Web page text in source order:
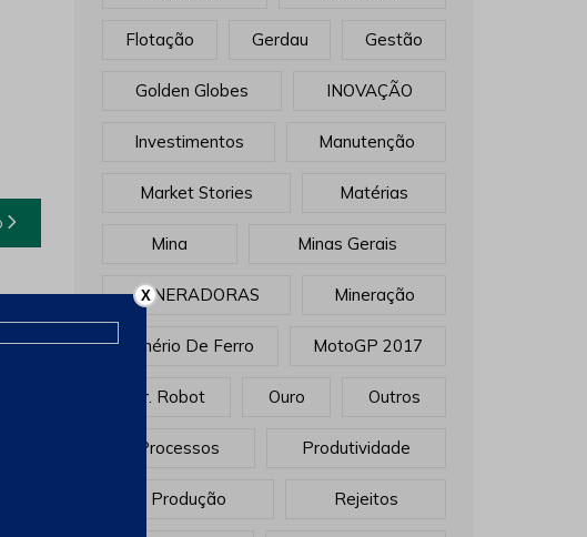
Flotação Gerdau Gestão
Golden Globes INOVAÇÃO
Investimentos Manutenção
Market Stories Matérias
Mina Minas Gerais
MINERADORAS Mineração
Minério De Ferro MotoGP 2017
Mr. Robot Ouro Outros
Processos Produtividade
Produção Rejeitos
X